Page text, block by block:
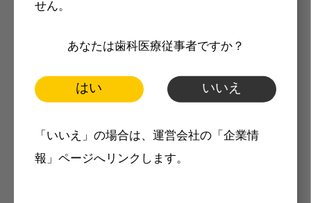
せん。
あなたは歯科医療従事者ですか？
はい いいえ
「いいえ」の場合は、運営会社の「企業情
報」ページへリンクします。
製品価格も閲覧可能